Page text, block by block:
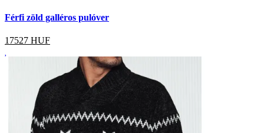
Férfi zöld galléros pulóver
17527 HUF